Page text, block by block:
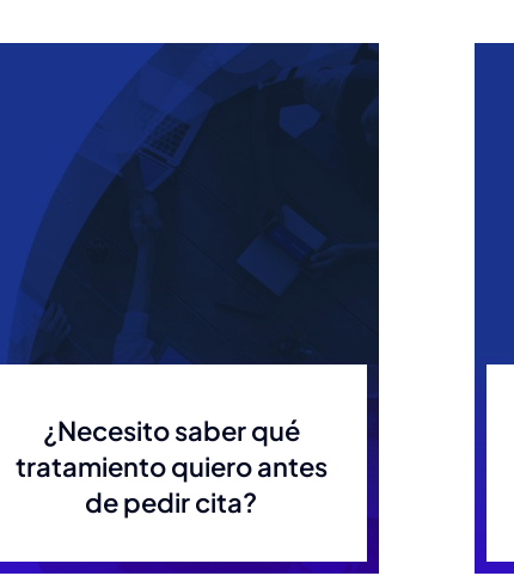
¿Necesito saber qué
tratamiento quiero antes
de pedir cita?